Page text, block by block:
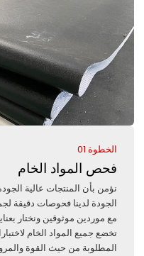
الخطوة 01
فحص المواد الخام
نؤمن بأن المنتجات عالية
الجودة لدينا فحوصات دقيقة
مع موردين موثوقين ونختار
تخضع جميع المواد الخام
المطلوبة من حيث القوة